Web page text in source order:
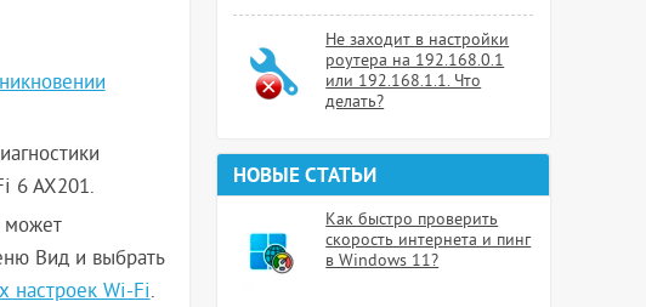
6 AX201.
может
Вид и выбрать
настроек Wi-Fi.
Не заходит в настройки
роутера на 192.168.0.1
или 192.168.1.1. Что
делать?
НОВЫЕ СТАТЬИ
Как быстро проверить
скорость интернета и пинг
в Windows 11?